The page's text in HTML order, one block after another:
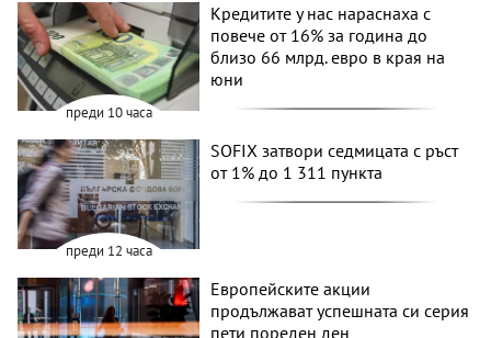
преди 10 часа
Кредитите у нас нараснаха с
повече от 16% за година до
близо 66 млрд. евро в края на
юни
преди 12 часа
SOFIX затвори седмицата с ръст
от 1% до 1 311 пункта
Европейските акции
продължават успешната си серия
пети пореден ден